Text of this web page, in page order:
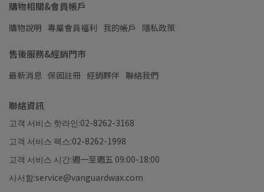
購物相關&會員帳戶
購物說明 專屬會員福利 我的帳戶 隱私政策
售後服務&經銷門市
最新消息 保固註冊 經銷夥伴 聯絡我們
聯絡資訊
고객 서비스 핫라인:02-8262-3168
고객 서비스 팩스:02-8262-1998
고객 서비스 시간:週一至週五 09:00-18:00
사서함:service@vanguardwax.com